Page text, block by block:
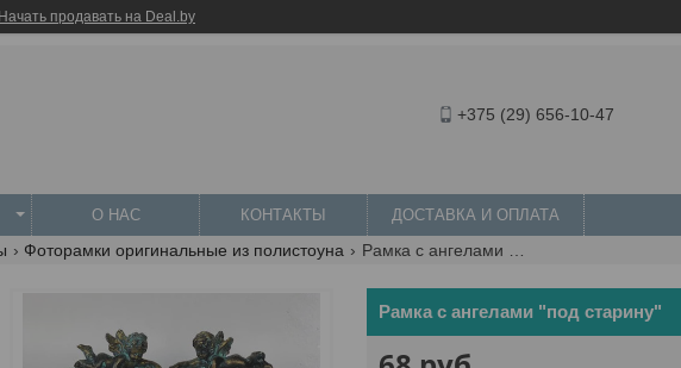
Начать продавать на Deal.by
+375 (29) 656-10-47
О НАС КОНТАКТЫ ДОСТАВКА И ОПЛАТА
Фоторамки оригинальные из полистоуна
Рамка с ангелами "под старину"